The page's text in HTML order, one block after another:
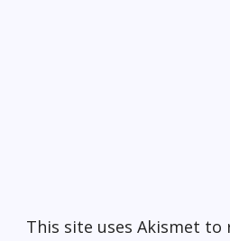
This site uses Akismet to